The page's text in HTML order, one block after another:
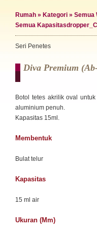
Rumah » Kategori » Semua
Semua Kapasitas
Seri Penetes
Diva Premium
Botol tetes akrilik oval
aluminium penuh.
Kapasitas 15ml.
Membentuk
Bulat telur
Kapasitas
15 ml air
Ukuran (mm)